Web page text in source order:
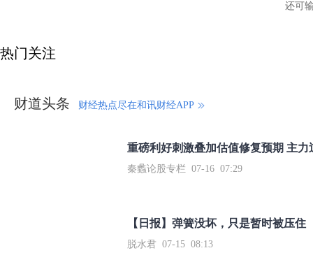
还可
热门关注
财道头条 财经热点尽在和讯财经APP
秦蠡论股专栏 07-16 07:29
【日报】弹簧没坏，只是暂时被压住
脱水君 07-15 08:13